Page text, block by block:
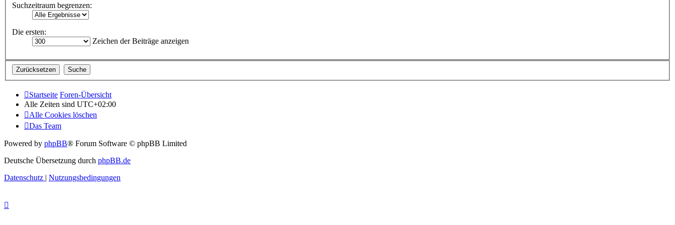
Suchzeitraum begrenzen:
Die ersten:
Zeichen der Beiträge anzeigen
Startseite Foren-Übersicht
Alle Zeiten sind UTC+02:00
Alle Cookies löschen
Das Team
Powered by phpBB® Forum Software © phpBB Limited
Deutsche Übersetzung durch phpBB.de
Datenschutz | Nutzungsbedingungen